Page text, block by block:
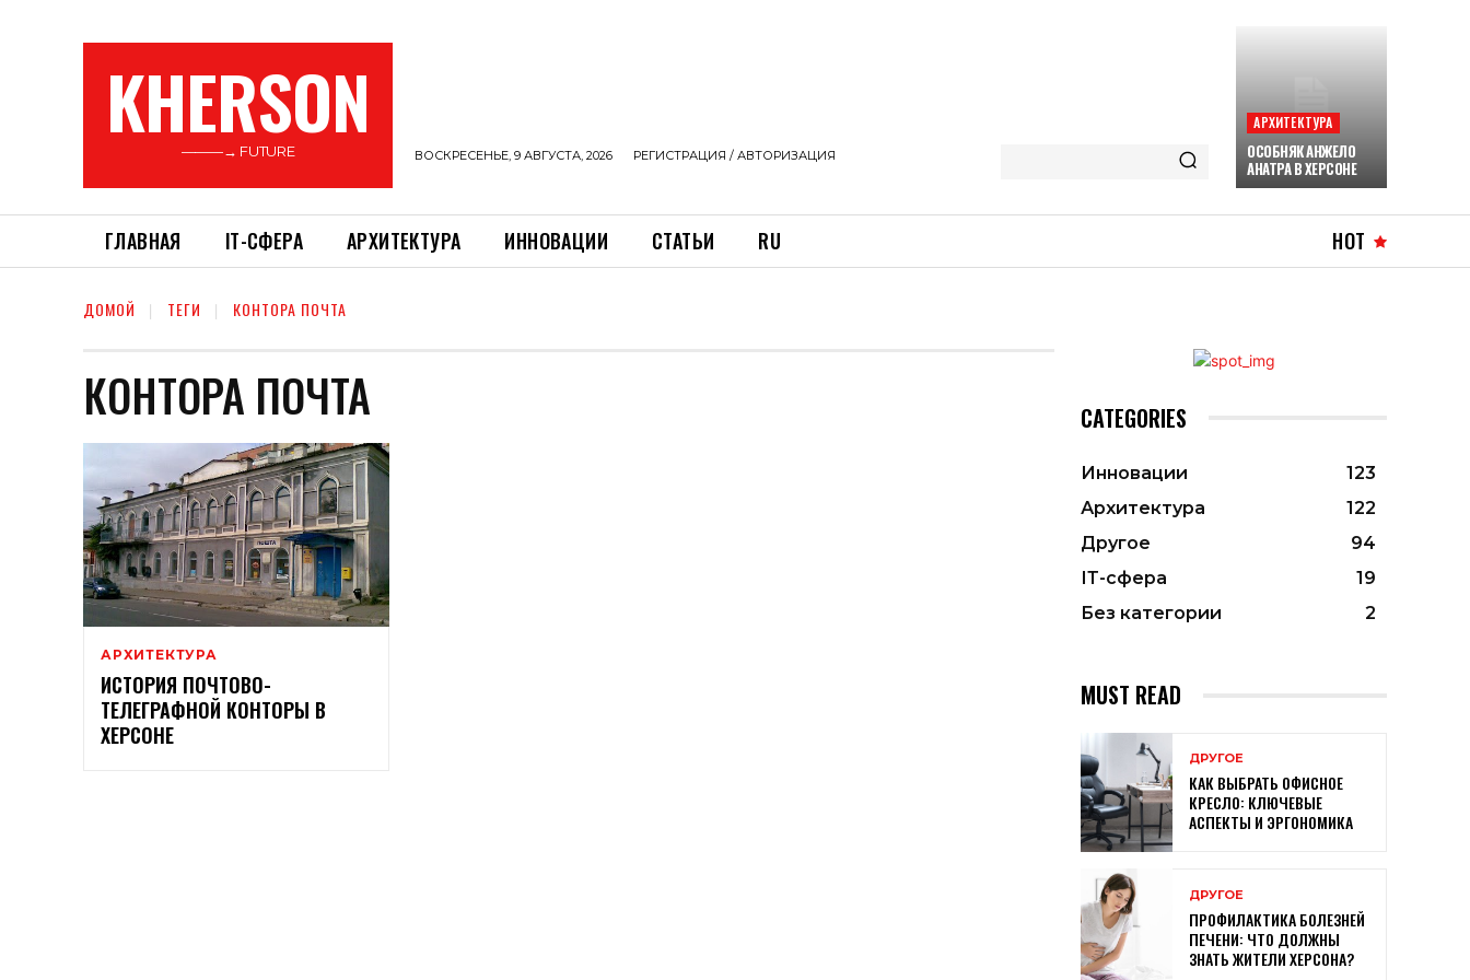
KHERSON
———→ FUTURE ВОСКРЕСЕНЬЕ, 9 АВГУСТА, 2026 РЕГИСТРАЦИЯ / АВТОРИЗАЦИЯ
АРХИТЕКТУРА
ОСОБНЯК АНЖЕЛО
АНАТРА В ХЕРСОНЕ
ГЛАВНАЯ ІТ-СФЕРА АРХИТЕКТУРА ИННОВАЦИИ СТАТЬИ RU HOT
ДОМОЙ ТЕГИ КОНТОРА ПОЧТА
КОНТОРА ПОЧТА
АРХИТЕКТУРА
ИСТОРИЯ ПОЧТОВО-
ТЕЛЕГРАФНОЙ КОНТОРЫ В
ХЕРСОНЕ
CATEGORIES
Инновации
123
Архитектура
122
Другое
94
ІТ-сфера
19
Без категории
2
MUST READ
ДРУГОЕ
КАК ВЫБРАТЬ ОФИСНОЕ
КРЕСЛО: КЛЮЧЕВЫЕ
АСПЕКТЫ И ЭРГОНОМИКА
ДРУГОЕ
ПРОФИЛАКТИКА БОЛЕЗНЕЙ
ПЕЧЕНИ: ЧТО ДОЛЖНЫ
ЗНАТЬ ЖИТЕЛИ ХЕРСОНА?